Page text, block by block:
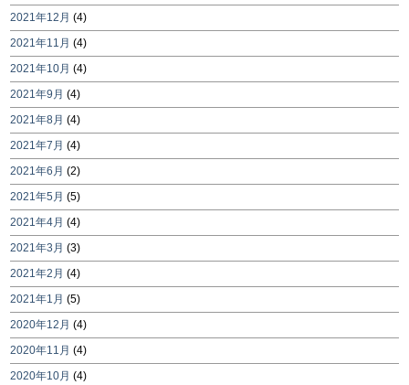
2021年12月 (4)
2021年11月 (4)
2021年10月 (4)
2021年9月 (4)
2021年8月 (4)
2021年7月 (4)
2021年6月 (2)
2021年5月 (5)
2021年4月 (4)
2021年3月 (3)
2021年2月 (4)
2021年1月 (5)
2020年12月 (4)
2020年11月 (4)
2020年10月 (4)